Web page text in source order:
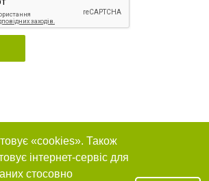
«cookies». Також
інтернет-сервіс для
стосовно